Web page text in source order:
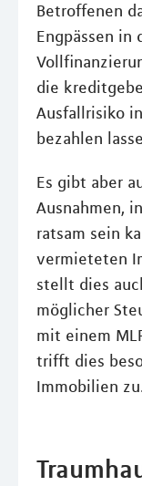
Betroffenen
Engpässen in
die
Ausfallrisiko
bezahlen
Es gibt aber
Ausnahmen,
ratsam sein
vermieteten
stellt dies
möglicher
mit einem
trifft dies
Immobilien